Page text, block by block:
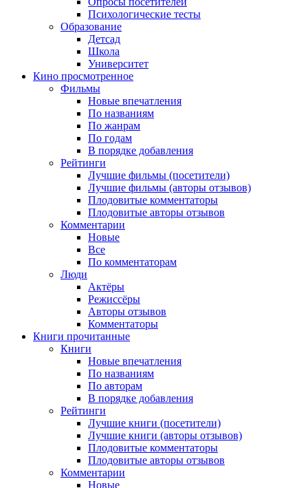
Психологические тесты
Образование
Детсад
Школа
Университет
Кино просмотренное
Фильмы
Новые впечатления
По названиям
По жанрам
По годам
В порядке добавления
Рейтинги
Лучшие фильмы (посетители)
Лучшие фильмы (авторы отзывов)
Плодовитые комментаторы
Плодовитые авторы отзывов
Комментарии
Новые
Все
По комментаторам
Люди
Актёры
Режиссёры
Авторы отзывов
Комментаторы
Книги прочитанные
Книги
Новые впечатления
По названиям
По авторам
В порядке добавления
Рейтинги
Лучшие книги (посетители)
Лучшие книги (авторы отзывов)
Плодовитые комментаторы
Плодовитые авторы отзывов
Комментарии
Новые